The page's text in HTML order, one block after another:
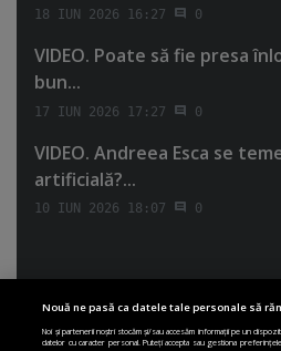
18 IUN 2026 16:27 0
VIDEO. Poate să fie presa
bun...
17 IUN 2026 17:27 0
VIDEO. Andreea Esca se
artificială?...
10 IUN 2026 18:07 0
Nouă ne pasă ca datele tale personale să
Noi și partenerii noștri stocăm și/sau accesăm informații pe un
datelor cu caracter personal. Puteți accepta sau gestiona